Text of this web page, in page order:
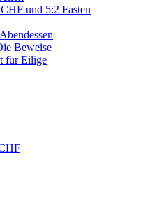
und 5:2 Fasten
Beweise
für Eilige